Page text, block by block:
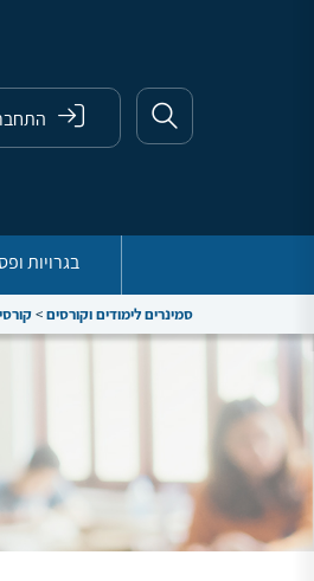
בגרויות
סמינרים לימודים וקורסים>